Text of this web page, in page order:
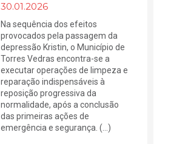
30.01.2026
Na sequência dos efeitos
provocados pela passagem da
depressão Kristin, o Município de
Torres Vedras encontra-se a
executar operações de limpeza e
reparação indispensáveis à
reposição progressiva da
normalidade, após a conclusão
das primeiras ações de
emergência e segurança. (...)